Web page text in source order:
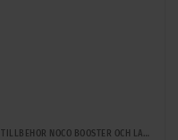
TILLBEHÖR NOCO BOOSTER OCH LADDARE